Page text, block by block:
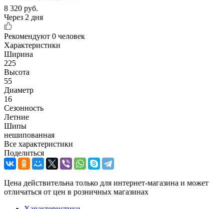
8 320 руб.
Через 2 дня
Рекомендуют 0 человек
Характеристики
Ширина
225
Высота
55
Диаметр
16
Сезонность
Летние
Шипы
нешипованная
Все характеристики
Поделиться
Цена действительна только для интернет-магазина и может
отличаться от цен в розничных магазинах